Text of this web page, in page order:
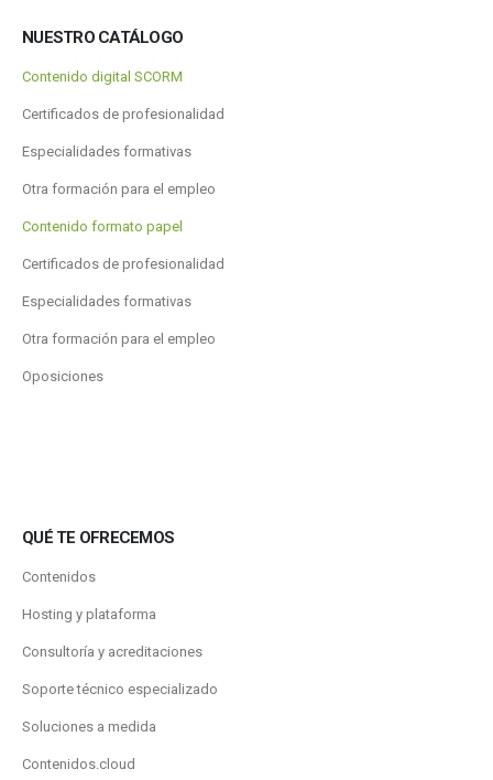
NUESTRO CATÁLOGO
Contenido digital SCORM
Certificados de profesionalidad
Especialidades formativas
Otra formación para el empleo
Contenido formato papel
Certificados de profesionalidad
Especialidades formativas
Otra formación para el empleo
Oposiciones
QUÉ TE OFRECEMOS
Contenidos
Hosting y plataforma
Consultoría y acreditaciones
Soporte técnico especializado
Soluciones a medida
Contenidos.cloud